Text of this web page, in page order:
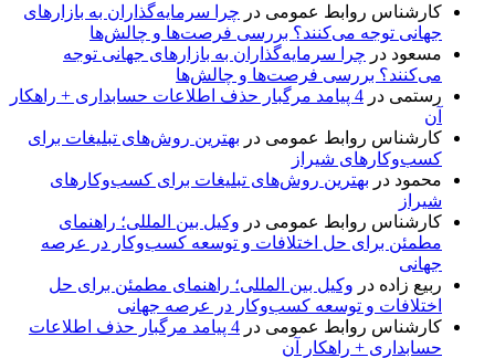
کارشناس روابط عمومی در چرا سرمایه‌گذاران به بازارهای
جهانی توجه می‌کنند؟ بررسی فرصت‌ها و چالش‌ها
مسعود در چرا سرمایه‌گذاران به بازارهای جهانی توجه
می‌کنند؟ بررسی فرصت‌ها و چالش‌ها
رستمی در
4 پیامد مرگبار حذف اطلاعات حسابداری + راهکار
آن
کارشناس روابط عمومی در بهترین روش‌های تبلیغات برای
کسب‌وکارهای شیراز
محمود در بهترین روش‌های تبلیغات برای کسب‌وکارهای
شیراز
کارشناس روابط عمومی در وکیل بین المللی؛ راهنمای
مطمئن برای حل اختلافات و توسعه کسب‌وکار در عرصه
جهانی
ربیع زاده در وکیل بین المللی؛ راهنمای مطمئن برای حل
اختلافات و توسعه کسب‌وکار در عرصه جهانی
کارشناس روابط عمومی در
4 پیامد مرگبار حذف اطلاعات
حسابداری + راهکار آن